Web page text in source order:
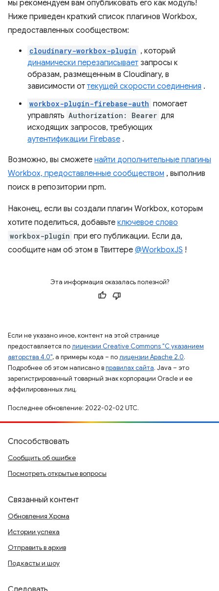
мы рекомендуем вам опубликовать его как модуль!
Ниже приведен краткий список плагинов Workbox,
предоставленных сообществом:
cloudinary-workbox-plugin , который
динамически перезаписывает запросы к
образам, размещенным в Cloudinary, в
зависимости от текущей скорости соединения .
workbox-plugin-firebase-auth помогает
управлять Authorization: Bearer для
исходящих запросов, требующих
аутентификации Firebase .
Возможно, вы сможете найти дополнительные плагины
Workbox, предоставленные сообществом , выполнив
поиск в репозитории npm.
Наконец, если вы создали плагин Workbox, которым
хотите поделиться, добавьте ключевое слово
workbox-plugin при его публикации. Если да,
сообщите нам об этом в Твиттере @WorkboxJS !
Эта информация оказалась полезной?
Если не указано иное, контент на этой странице
предоставляется полицензии Creative Commons "С указанием
авторства 4.0", а примеры кода – полицензии Apache 2.0.
Подробнее об этом написано вправилах сайта. Java – это
зарегистрированный товарный знак корпорации Oracle и ее
аффилированных лиц.
Последнее обновление: 2022-02-02 UTC.
Способствовать
Сообщить об ошибке
Посмотреть открытые вопросы
Связанный контент
Обновления Хрома
Истории успеха
Отправить в архив
Подкасты и шоу